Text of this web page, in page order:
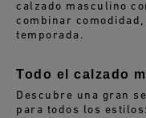
calzado masculino
combinar
temporada.
Todo el calzado
Descubre una gran
para todos los